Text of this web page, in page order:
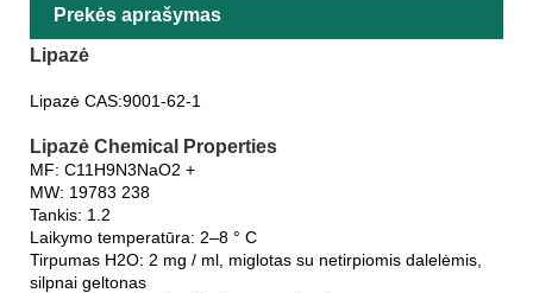
Prekės aprašymas
Lipazė
Lipazė CAS:9001-62-1
Lipazė Chemical Properties
MF: C11H9N3NaO2 +
MW: 19783 238
Tankis: 1.2
Laikymo temperatūra: 2–8 ° C
Tirpumas H2O: 2 mg / ml, miglotas su netirpiomis dalelėmis,
silpnai geltonas